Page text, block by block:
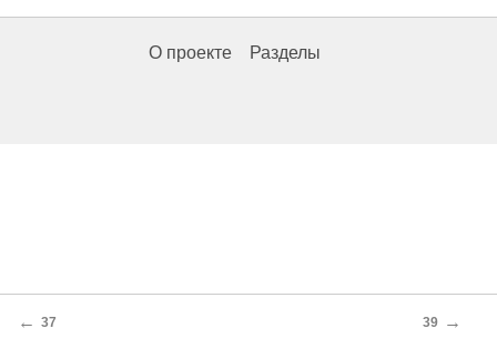
О проекте Разделы
← 37 39 →